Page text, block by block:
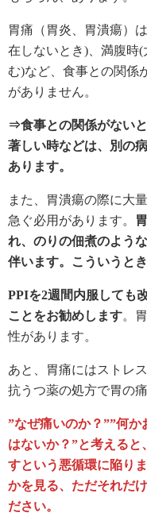
胃痛（胃炎、胃潰瘍）
在しないとき)、満腹時
む)など、食事との関係
がありません。
⇒食事との関係がない
著しい時などは、別の
あります。
また、胃潰瘍の際に大
急ぐ必用があります。
れ、のりの佃煮のよう
伴います。こういうと
PPIを2週間内服しても
ことをお勧めします。
性があります。
あと、胃痛にはストレ
抗うつ薬の処方で胃の
”なぜ痛いのか？””何
はないか？”と考える
すという悪循環に陥り
かを見る、ただそれだ
ださい。